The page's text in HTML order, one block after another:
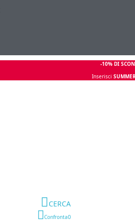
-10% DI
Inserisci
CERCA
Confronta0